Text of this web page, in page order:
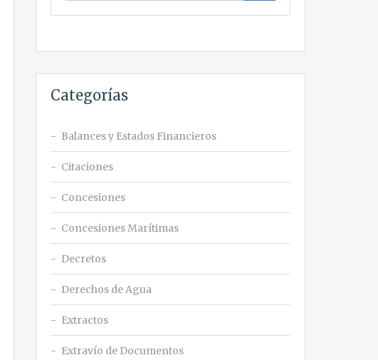
Categorías
Balances y Estados Financieros
Citaciones
Concesiones
Concesiones Marítimas
Decretos
Derechos de Agua
Extractos
Extravío de Documentos